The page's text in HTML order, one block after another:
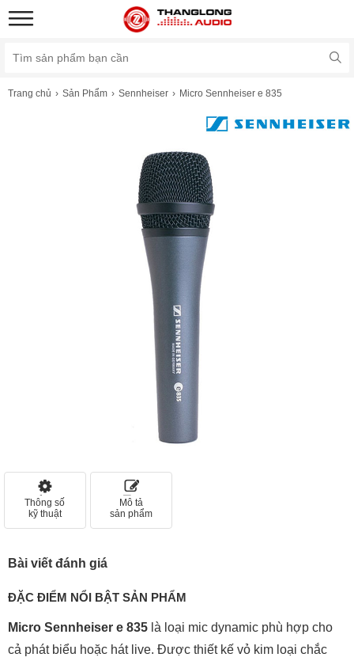
Trang chủ Sản Phẩm Sennheiser Micro Sennheiser e 835
Thông số
kỹ thuật
Mô tả
sản phẩm
Bài viết đánh giá
ĐẶC ĐIỂM NỔI BẬT SẢN PHẨM
Micro Sennheiser e 835 là loại mic dynamic phù hợp cho
cả phát biểu hoặc hát live. Được thiết kế vỏ kim loại chắc